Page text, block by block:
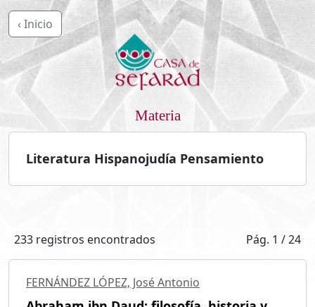
‹ Inicio
Materia
Literatura Hispanojudía Pensamiento
233 registros encontrados Pág. 1 / 24
FERNÁNDEZ LÓPEZ, José Antonio